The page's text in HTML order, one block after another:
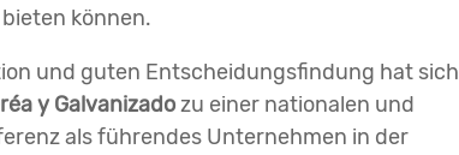
können.
und guten Entscheidungsfindung hat sich
y Galvanizadozu einer nationalen und
als führendes Unternehmen in der